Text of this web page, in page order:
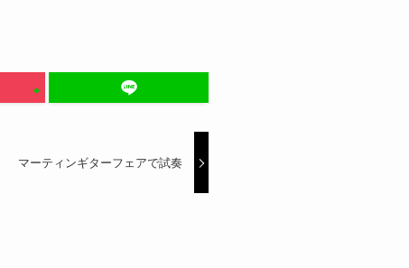
マーティンギターフェアで試奏